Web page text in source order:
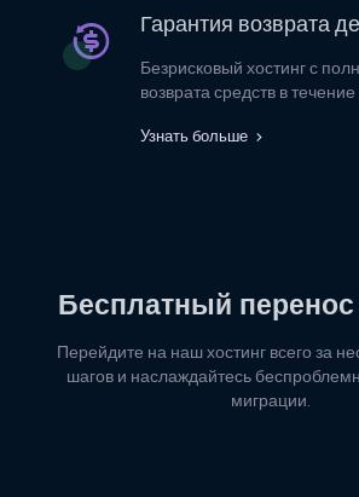
Гарантия возврата
Безрисковый хостинг с
возврата средств в
Узнать больше
Бесплатный перенос
Перейдите на наш хостинг всего за
шагов и наслаждайтесь
миграции.